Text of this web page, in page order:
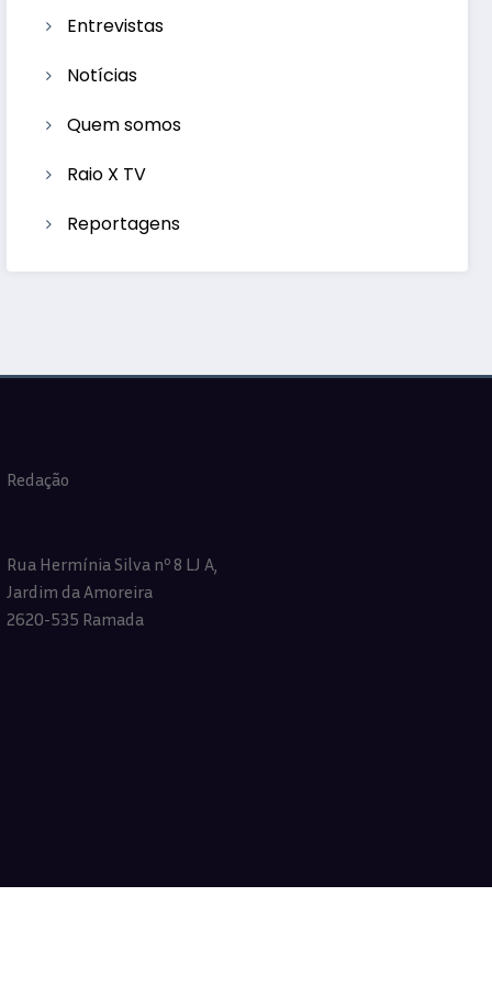
Entrevistas
Notícias
Quem somos
Raio X TV
Reportagens
Redação
Rua Hermínia Silva nº 8 LJ A,
Jardim da Amoreira
2620-535 Ramada